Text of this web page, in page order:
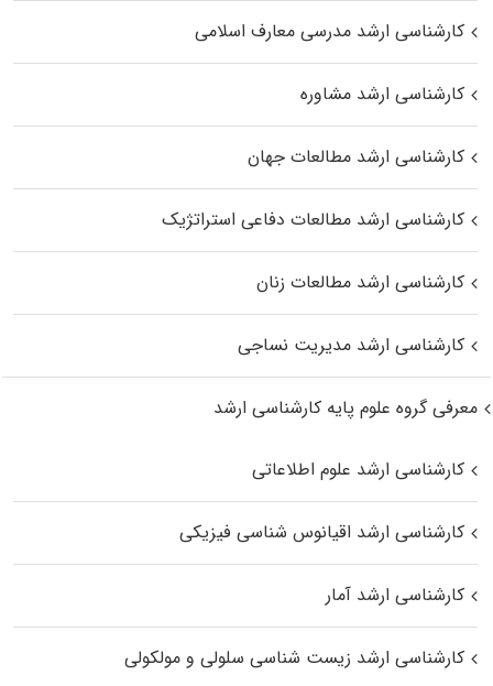
کارشناسی ارشد مدرسی معارف اسلامی
کارشناسی ارشد مشاوره
کارشناسی ارشد مطالعات جهان
کارشناسی ارشد مطالعات دفاعی استراتژیک
کارشناسی ارشد مطالعات زنان
کارشناسی ارشد مدیریت نساجی
معرفی گروه علوم پایه کارشناسی ارشد
کارشناسی ارشد علوم اطلاعاتی
کارشناسی ارشد اقیانوس‌ شناسی فیزیکی
کارشناسی ارشد آمار
کارشناسی ارشد زیست شناسی سلولی و مولکولی